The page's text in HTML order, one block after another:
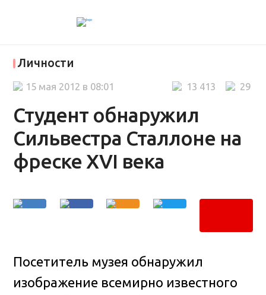
Личности
Студент обнаружил
Сильвестра Сталлоне на
фреске XVI века
29
13 413
15 мая 2012 в 08:01
Посетитель музея обнаружил
изображение всемирно известного